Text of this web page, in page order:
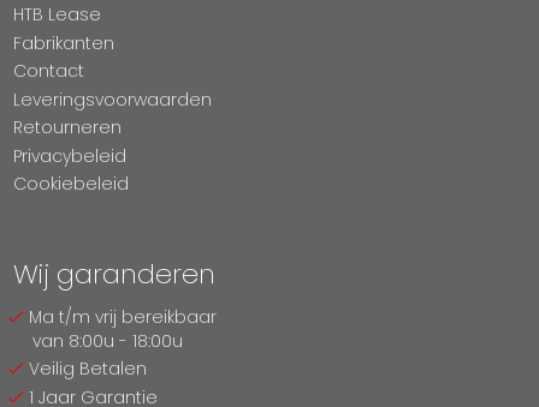
HTB Lease
Fabrikanten
Contact
Leveringsvoorwaarden
Retourneren
Privacybeleid
Cookiebeleid
Wij garanderen
Ma t/m vrij bereikbaar
van 8:00u - 18:00u
Veilig Betalen
1 Jaar Garantie